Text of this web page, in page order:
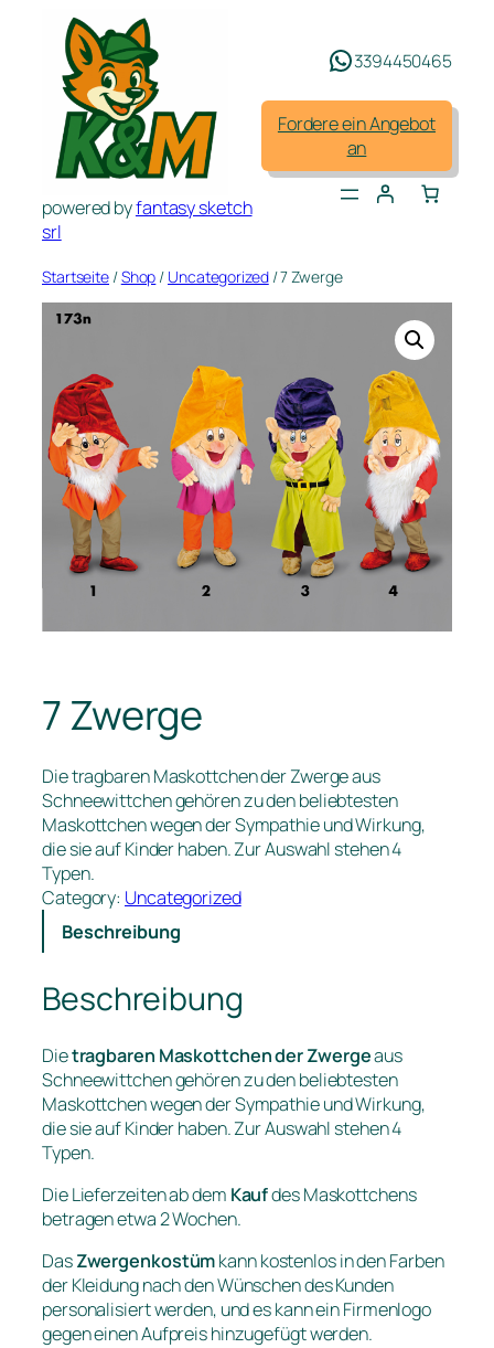
springen
powered byfantasy sketch
srl
3394450465
Fordere ein Angebot
an
Startseite /Shop / Uncategorized/ 7 Zwerge
7 Zwerge
Die tragbaren Maskottchen der Zwerge aus
Schneewittchen gehören zu den beliebtesten
Maskottchen wegen der Sympathie und Wirkung,
die sie auf Kinder haben. Zur Auswahl stehen 4
Typen.
Category: Uncategorized
Beschreibung
Beschreibung
Dietragbaren Maskottchen der Zwergeaus
Schneewittchen gehören zu den beliebtesten
Maskottchen wegen der Sympathie und Wirkung,
die sie auf Kinder haben. Zur Auswahl stehen 4
Typen.
Die Lieferzeiten ab dem Kaufdes Maskottchens
betragen etwa 2 Wochen.
DasZwergenkostümkann kostenlos in den Farben
der Kleidung nach den Wünschen des Kunden
personalisiert werden, und es kann ein Firmenlogo
gegen einen Aufpreis hinzugefügt werden.